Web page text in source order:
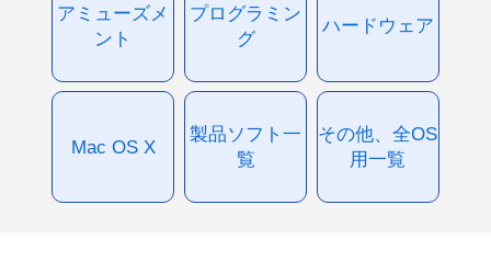
アミューズメ
ント
プログラミン
グ
ハードウェア
Mac OS X
製品ソフト一
覧
その他、全OS
用一覧